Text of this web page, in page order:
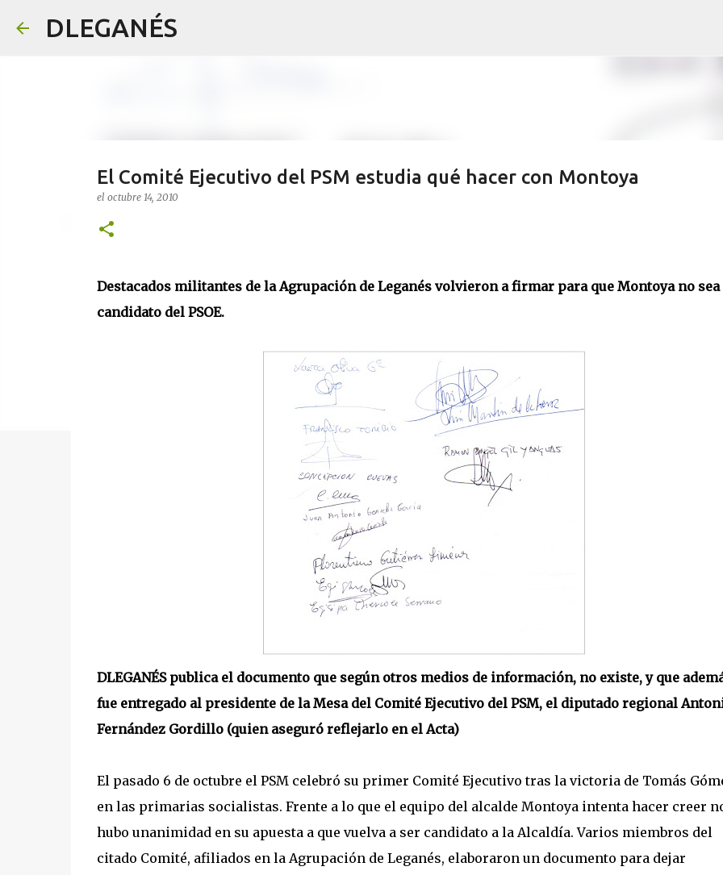
DLEGANÉS
El Comité Ejecutivo del PSM estudia qué hacer con Montoya
el octubre 14, 2010
Destacados militantes de la Agrupación de Leganés volvieron a firmar para que Montoya no sea
candidato del PSOE.
DLEGANÉS publica el documento que según otros medios de información, no existe, y que
fue entregado al presidente de la Mesa del Comité Ejecutivo del PSM, el diputado regional
Fernández Gordillo (quien aseguró reflejarlo en el Acta)
El pasado 6 de octubre el PSM celebró su primer Comité Ejecutivo tras la victoria de Tomás
en las primarias socialistas. Frente a lo que el equipo del alcalde Montoya intenta hacer creer
hubo unanimidad en su apuesta a que vuelva a ser candidato a la Alcaldía. Varios miembros del
citado Comité, afiliados en la Agrupación de Leganés, elaboraron un documento para dejar